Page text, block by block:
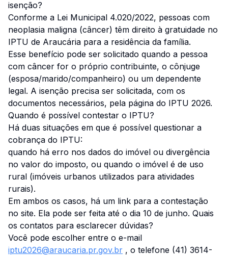
isenção?
Conforme a Lei Municipal 4.020/2022, pessoas com
neoplasia maligna (câncer) têm direito à gratuidade no
IPTU de Araucária para a residência da família.
Esse benefício pode ser solicitado quando a pessoa
com câncer for o próprio contribuinte, o cônjuge
(esposa/marido/companheiro) ou um dependente
legal. A isenção precisa ser solicitada, com os
documentos necessários, pela página do IPTU 2026.
Quando é possível contestar o IPTU?
Há duas situações em que é possível questionar a
cobrança do IPTU:
quando há erro nos dados do imóvel ou divergência
no valor do imposto, ou quando o imóvel é de uso
rural (imóveis urbanos utilizados para atividades
rurais).
Em ambos os casos, há um link para a contestação
no site. Ela pode ser feita até o dia 10 de junho. Quais
os contatos para esclarecer dúvidas?
Você pode escolher entre o e-mail
iptu2026@araucaria.pr.gov.br , o telefone (41) 3614-